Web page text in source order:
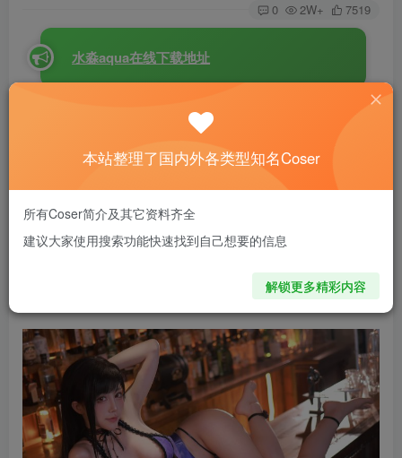
0 2W+ 7519
水淼aqua在线下载地址
最终幻想VII
老板娘，反神罗组织“雪崩”的核心成员，柔中带刚、性感又
Coser
水淼aqua倾情演绎的礼服版蒂法，这不仅是一场视觉
盛宴，更是一封献给《最终幻想VII》粉丝的情书。
传送门
本站整理了国内外各类型知名Coser
所有Coser简介及其它资料齐全
建议大家使用搜索功能快速找到自己想要的信息
解锁更多精彩内容